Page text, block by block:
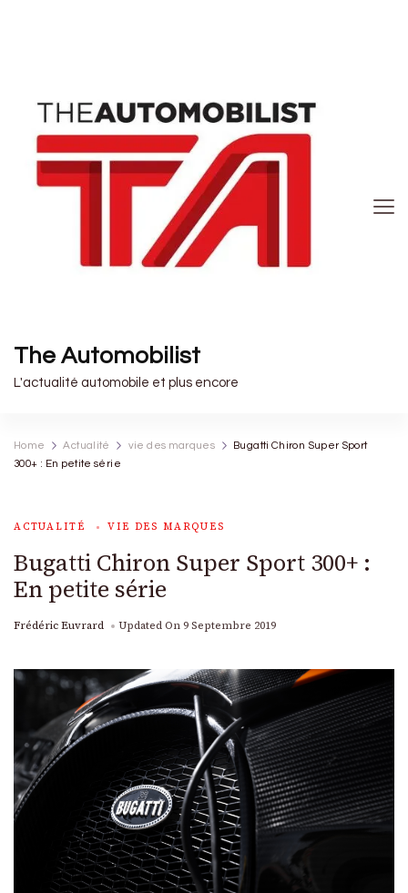
The Automobilist
L'actualité automobile et plus encore
Home Actualité vie des marques
Bugatti Chiron Super Sport
300+ : En petite série
ACTUALITÉ VIE DES MARQUES
Bugatti Chiron Super Sport 300+ :
En petite série
Frédéric Euvrard Updated On9 Septembre 2019